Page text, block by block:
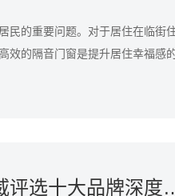
民的重要问题。对于居住在临街
效的隔音门窗是提升居住幸福感
隔音门窗哪个牌子比